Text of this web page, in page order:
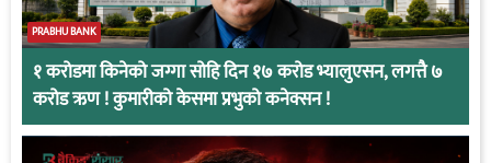
PRABHU BANK
१ करोडमा किनेको जग्गा सोहि दिन १७ करोड भ्यालुएसन, लगत्तै ७
करोड ऋण ! कुमारीको केसमा प्रभुको कनेक्सन !